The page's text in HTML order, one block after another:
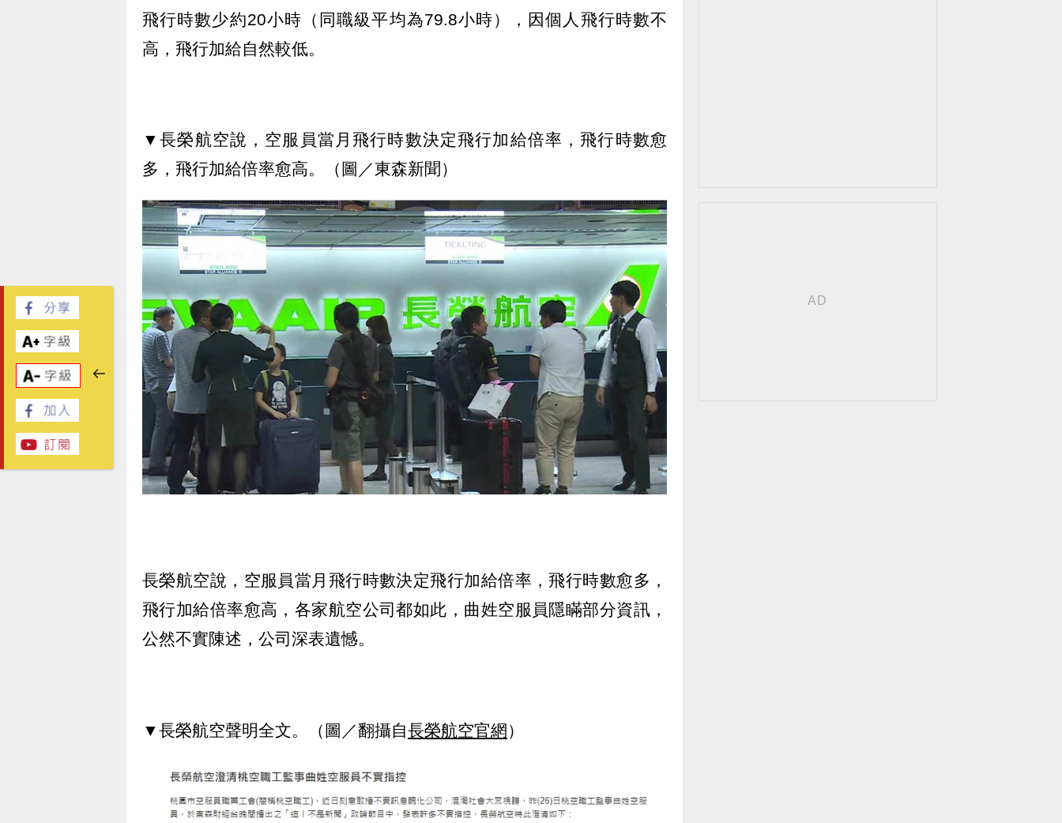
飛行時數少約20小時（同職級平均為79.8小時），因個人飛行時數不
高，飛行加給自然較低。
▼長榮航空說，空服員當月飛行時數決定飛行加給倍率，飛行時數愈
多，飛行加給倍率愈高。（圖／東森新聞）
長榮航空說，空服員當月飛行時數決定飛行加給倍率，飛行時數愈多，
飛行加給倍率愈高，各家航空公司都如此，曲姓空服員隱瞞部分資訊，
公然不實陳述，公司深表遺憾。
▼長榮航空聲明全文。（圖／翻攝自長榮航空官網 ）